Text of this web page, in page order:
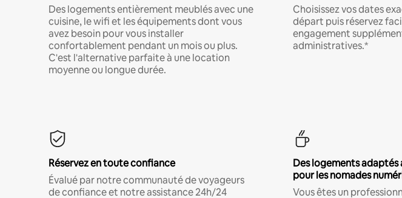
Des logements entièrement meublés avec une
cuisine, le wifi et les équipements dont vous
avez besoin pour vous installer
confortablement pendant un mois ou plus.
C'est l'alternative parfaite à une location
moyenne ou longue durée.
Choisissez vos dates
départ puis réservez
engagement
administratives.*
Réservez en toute confiance
Évalué par notre communauté de voyageurs
de confiance et notre assistance 24h/24
Des logements adaptés
pour les nomades
Vous êtes un